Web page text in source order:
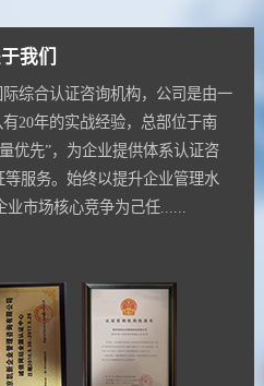
我们
综合认证咨询机构，公司是由一
20年的实战经验，总部位于南
优先”，为企业提供体系认证咨
服务。始终以提升企业管理水
业市场核心竞争为己任......